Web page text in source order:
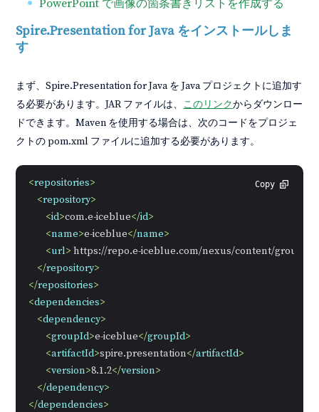
PowerPoint で画像の箇条書きリストを作成する
Spire.Presentation for Java をインストールしま
す
まず、Spire.Presentation for Java を Java プロジェクトに追加す
る必要があります。JAR ファイルは、 このリンクからダウンロー
ドできます。Maven を使用する場合は、次のコードをプロジェ
クトの pom.xml ファイルに追加する必要があります。
Copy
<repositories>
<repository>
<id>com.e-iceblue</id>
<name>e-iceblue</name>
<url> https://repo.e-iceblue.com/nexus/content/groups/
</repository>
</repositories>
<dependencies>
<dependency>
<groupId>e-iceblue</groupId>
<artifactId>spire.presentation</artifactId>
<version>8.1.2</version>
</dependency>
</dependencies>